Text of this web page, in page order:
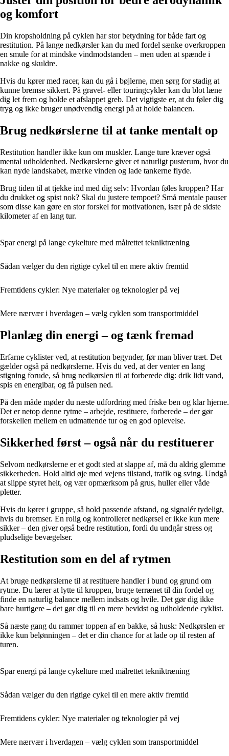
og komfort
Din kropsholdning på cyklen har stor betydning for både fart og
restitution. På lange nedkørsler kan du med fordel sænke overkroppen
en smule for at mindske vindmodstanden – men uden at spænde i
nakke og skuldre.
Hvis du kører med racer, kan du gå i bøjlerne, men sørg for stadig at
kunne bremse sikkert. På gravel- eller touringcykler kan du blot læne
dig let frem og holde et afslappet greb. Det vigtigste er, at du føler dig
tryg og ikke bruger unødvendig energi på at holde balancen.
Brug nedkørslerne til at tanke mentalt op
Restitution handler ikke kun om muskler. Lange ture kræver også
mental udholdenhed. Nedkørslerne giver et naturligt pusterum, hvor du
kan nyde landskabet, mærke vinden og lade tankerne flyde.
Brug tiden til at tjekke ind med dig selv: Hvordan føles kroppen? Har
du drukket og spist nok? Skal du justere tempoet? Små mentale pauser
som disse kan gøre en stor forskel for motivationen, især på de sidste
kilometer af en lang tur.
Spar energi på lange cykelture med målrettet tekniktræning
Sådan vælger du den rigtige cykel til en mere aktiv fremtid
Fremtidens cykler: Nye materialer og teknologier på vej
Mere nærvær i hverdagen – vælg cyklen som transportmiddel
Planlæg din energi – og tænk fremad
Erfarne cyklister ved, at restitution begynder, før man bliver træt. Det
gælder også på nedkørslerne. Hvis du ved, at der venter en lang
stigning forude, så brug nedkørslen til at forberede dig: drik lidt vand,
spis en energibar, og få pulsen ned.
På den måde møder du næste udfordring med friske ben og klar hjerne.
Det er netop denne rytme – arbejde, restituere, forberede – der gør
forskellen mellem en udmattende tur og en god oplevelse.
Sikkerhed først – også når du restituerer
Selvom nedkørslerne er et godt sted at slappe af, må du aldrig glemme
sikkerheden. Hold altid øje med vejens tilstand, trafik og sving. Undgå
at slippe styret helt, og vær opmærksom på grus, huller eller våde
pletter.
Hvis du kører i gruppe, så hold passende afstand, og signalér tydeligt,
hvis du bremser. En rolig og kontrolleret nedkørsel er ikke kun mere
sikker – den giver også bedre restitution, fordi du undgår stress og
pludselige bevægelser.
Restitution som en del af rytmen
At bruge nedkørslerne til at restituere handler i bund og grund om
rytme. Du lærer at lytte til kroppen, bruge terrænet til din fordel og
finde en naturlig balance mellem indsats og hvile. Det gør dig ikke
bare hurtigere – det gør dig til en mere bevidst og udholdende cyklist.
Så næste gang du rammer toppen af en bakke, så husk: Nedkørslen er
ikke kun belønningen – det er din chance for at lade op til resten af
turen.
Spar energi på lange cykelture med målrettet tekniktræning
Sådan vælger du den rigtige cykel til en mere aktiv fremtid
Fremtidens cykler: Nye materialer og teknologier på vej
Mere nærvær i hverdagen – vælg cyklen som transportmiddel